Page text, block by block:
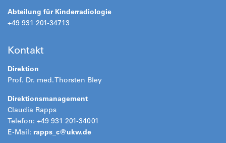
Abteilung für Kinderradiologie
+49 931 201-34713
Kontakt
Direktion
Prof. Dr. med. Thorsten Bley
Direktionsmanagement
Claudia Rapps
Telefon: +49 931 201-34001
E-Mail: rapps_c@ukw.de